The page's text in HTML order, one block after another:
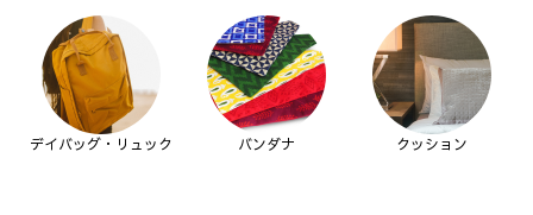
デイバッグ・リュック バンダナ クッション